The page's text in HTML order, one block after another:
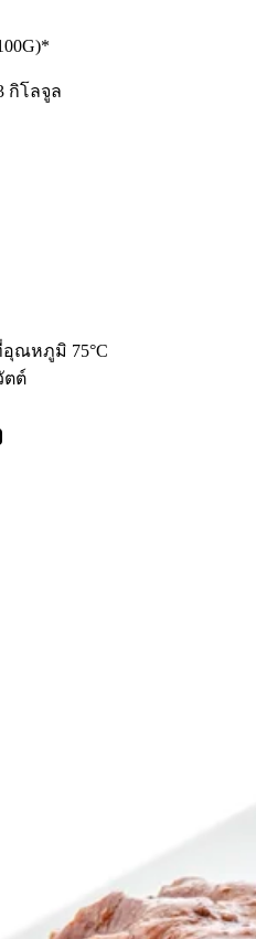
กิโลจูล
อุณหภูมิ 75°C
ตต์